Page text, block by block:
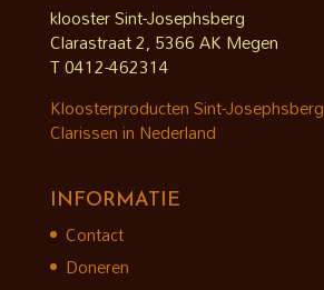
klooster Sint-Josephsberg
Clarastraat 2, 5366 AK Megen
T 0412-462314
Kloosterproducten Sint-Josephsberg
Clarissen in Nederland
INFORMATIE
Contact
Doneren